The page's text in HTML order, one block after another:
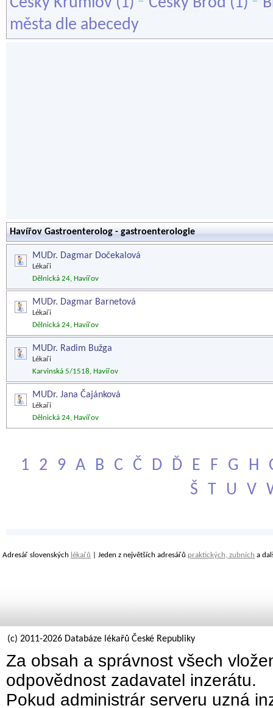
města dle abecedy
Havířov Gastroenterolog - gastroenterologie
MUDr. Dagmar Dočekalová
Lékaři
Dělnická 24, Havířov
MUDr. Dagmar Barnetová
Lékaři
Dělnická 24, Havířov
MUDr. Radim Bužga
Lékaři
Karvinská 5/1518, Havířov
MUDr. Jana Čajánková
Lékaři
Dělnická 24, Havířov
1 2 9 A B C Č D Ď E F G H
Š
T U V
Adresář slovenských lékařů | Jeden z největších adresářů praktických, zubních a
(c) 2011-2026 Databáze lékařů České Republiky
Za obsah a správnost všech
odpovědnost zadavatel inzerátu.
Pokud administrár serveru uzná